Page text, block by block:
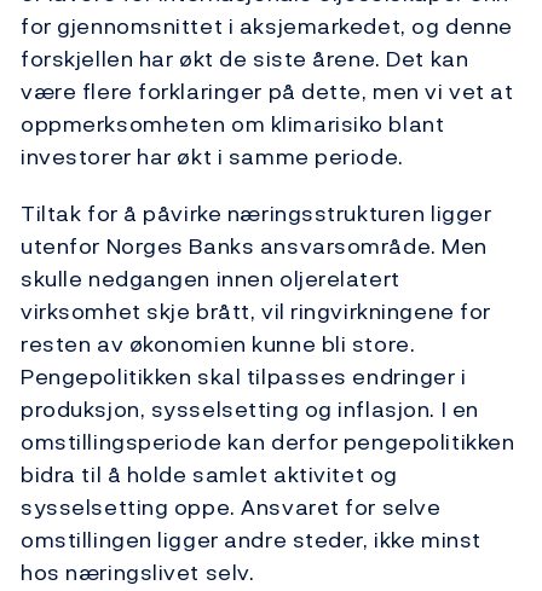
for gjennomsnittet i aksjemarkedet, og denne
forskjellen har økt de siste årene. Det kan
være flere forklaringer på dette, men vi vet at
oppmerksomheten om klimarisiko blant
investorer har økt i samme periode.
Tiltak for å påvirke næringsstrukturen ligger
utenfor Norges Banks ansvarsområde. Men
skulle nedgangen innen oljerelatert
virksomhet skje brått, vil ringvirkningene for
resten av økonomien kunne bli store.
Pengepolitikken skal tilpasses endringer i
produksjon, sysselsetting og inflasjon. I en
omstillingsperiode kan derfor pengepolitikken
bidra til å holde samlet aktivitet og
sysselsetting oppe. Ansvaret for selve
omstillingen ligger andre steder, ikke minst
hos næringslivet selv.